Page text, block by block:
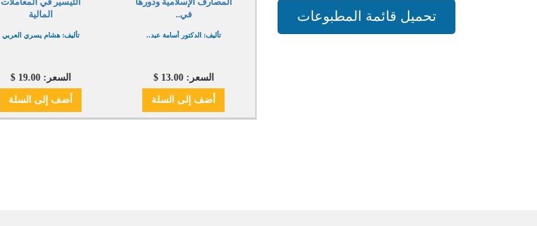
في..
تأليف: الدكتور أسامة عبد..
السعر: 13.00 $
أضف إلى السلة
المالية
تأليف: هشام يسري العربي
السعر: 19.00 $
أضف إلى السلة
تحميل قائمة المطبوعات